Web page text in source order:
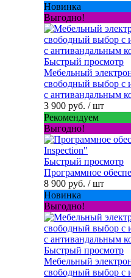
Новинка
Выгодно!
Быстрый просмотр
Мебельный
свободный выбор с
с антивандальным
3 900 руб. / шт
Рекомендуем
Выгодно!
Быстрый просмотр
Программное
8 900 руб. / шт
Новинка
Выгодно!
Быстрый просмотр
Мебельный
свободный выбор с